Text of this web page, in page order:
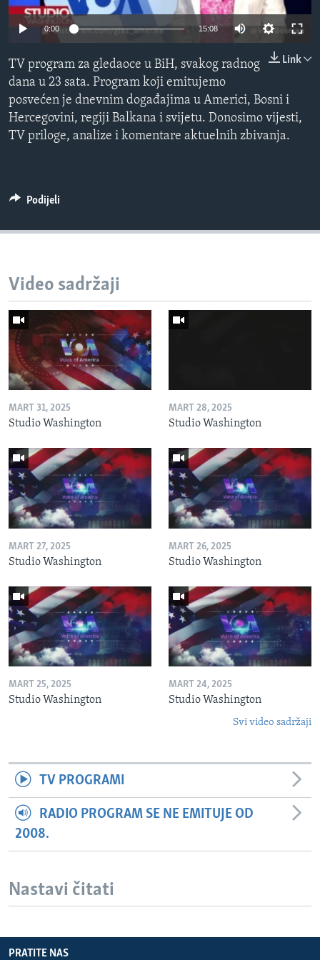
MAGAZIN
O GLASU AMERIKE
Learning English
PRATITE NAS
0:00 15:08
Link
TV program za gledaoce u BiH, svakog radnog
dana u 23 sata. Program koji emitujemo
posvećen je dnevnim događajima u Americi, Bosni i
Hercegovini, regiji Balkana i svijetu. Donosimo vijesti,
TV priloge, analize i komentare aktuelnih zbivanja.
Podijeli
Video sadržaji
MART 31, 2025
Studio Washington
MART 28, 2025
Studio Washington
MART 27, 2025
Studio Washington
MART 26, 2025
Studio Washington
MART 25, 2025
Studio Washington
MART 24, 2025
Studio Washington
Svi video sadržaji
TV PROGRAMI
RADIO PROGRAM SE NE EMITUJE OD
2008.
Nastavi čitati
PRATITE NAS